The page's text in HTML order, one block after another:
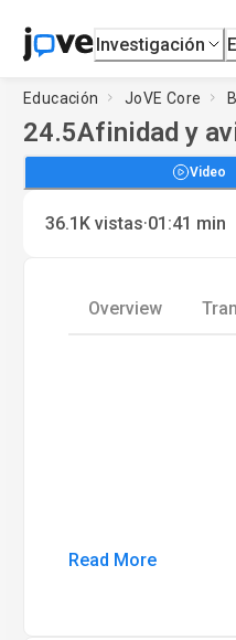
Investigación
Educación JoVE Core
24.5Afinidad y
Video
36.1K vistas·01:41 min
Overview
Read More